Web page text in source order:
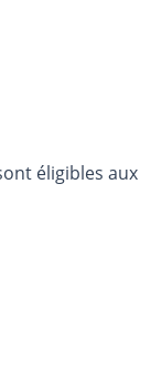
éligibles aux